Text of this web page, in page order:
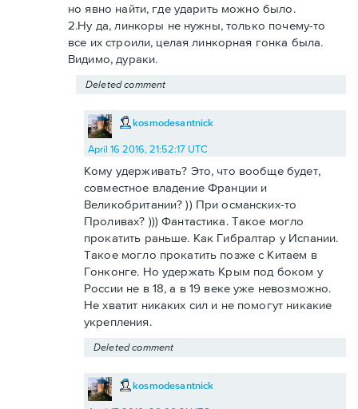
но явно найти, где ударить можно было.
2.Ну да, линкоры не нужны, только почему-то
все их строили, целая линкорная гонка была.
Видимо, дураки.
Deleted comment
kosmodesantnick
April 16 2016, 21:52:17 UTC
Кому удерживать? Это, что вообще будет,
совместное владение Франции и
Великобритании? )) При османских-то
Проливах? ))) Фантастика. Такое могло
прокатить раньше. Как Гибралтар у Испании.
Такое могло прокатить позже с Китаем в
Гонконге. Но удержать Крым под боком у
России не в 18, а в 19 веке уже невозможно.
Не хватит никаких сил и не помогут никакие
укрепления.
Deleted comment
kosmodesantnick